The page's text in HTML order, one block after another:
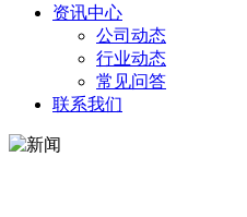
资讯中心
公司动态
行业动态
常见问答
联系我们